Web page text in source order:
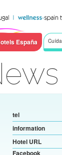
España
tel
information
Hotel URL
Facebook